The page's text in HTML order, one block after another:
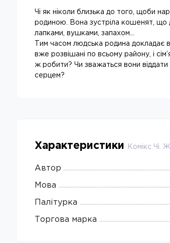
Чі як ніколи близька до того, щоби
родиною. Вона зустріла кошенят,
лапками, вушками, запахом…
Тим часом людська родина докладає
вже розвішані по всьому району, і
ж робити? Чи зважаться вони
серцем?
Характеристики Комікс Чі.
Автор
Мова
Палітурка
Торгова марка